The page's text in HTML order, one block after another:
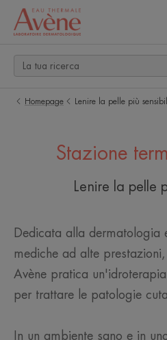
Homepage Lenire la pelle più
Stazione
Lenire la pelle
Dedicata alla dermatologia
mediche ad alte
Avène pratica
per trattare le patologie
In un ambiente sano e in